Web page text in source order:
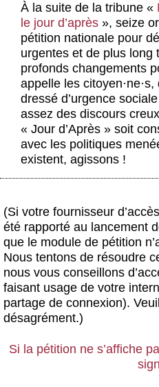
À la suite de la tribune «
le jour d’après », seize
pétition nationale pour
urgentes et de plus long
profonds changements
appelle les citoyen·ne·s,
dressé d’urgence
assez des discours
« Jour d’Après » soit
avec les politiques
existent, agissons !
(Si votre fournisseur
été rapporté au lancement
que le module de pétition
Nous tentons de résoudre
nous vous conseillons
faisant usage de votre
partage de connexion).
désagrément.)
Si la pétition ne s’affiche